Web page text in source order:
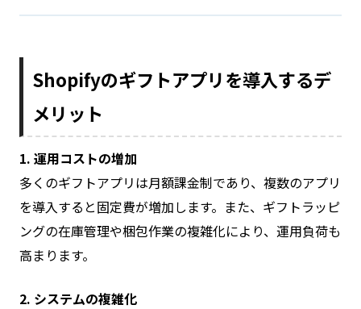
Shopifyのギフトアプリを導入するデ
メリット
1. 運用コストの増加
多くのギフトアプリは月額課金制であり、複数のアプリ
を導入すると固定費が増加します。また、ギフトラッピ
ングの在庫管理や梱包作業の複雑化により、運用負荷も
高まります。
2. システムの複雑化